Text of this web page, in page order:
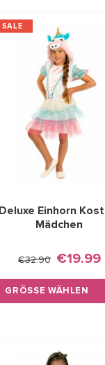
SALE
Deluxe Einhorn
Mädchen
€32.90 €19.99
GRÖSSE WÄHLEN